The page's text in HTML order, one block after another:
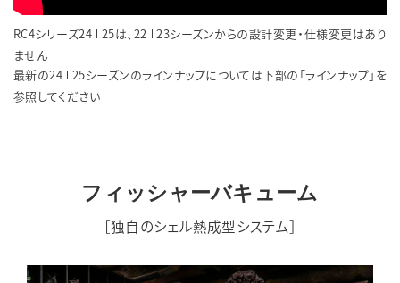
RC4シリーズ24 25は、22 23シーズンからの設計変更・仕様変更はあり
ません
最新の24 25シーズンのラインナップについては下部の「ラインナップ」を
参照してください
フィッシャーバキューム
［独自のシェル熱成型システム］